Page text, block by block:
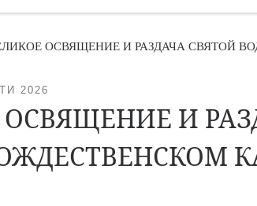
ОСВЯЩЕНИЕ И РАЗДАЧА СВЯТОЙ
2026
И